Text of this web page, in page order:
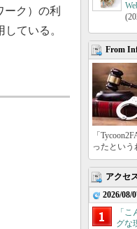
ク）の利
ている。
From
「
ったという
アクセ
2026/08/
「
グな